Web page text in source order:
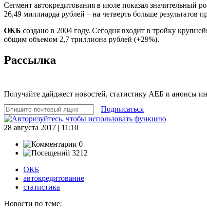
Сегмент автокредитования в июле показал значительный
26,49 миллиарда рублей – на четверть больше
ОКБ создано в 2004 году. Сегодня входит в тройку
общим объемом 2,7 триллиона рублей (+29%).
Рассылка
Получайте дайджест новостей, статистику АЕБ и анонсы
Подписаться
28 августа 2017 | 11:10
0
3212
ОКБ
автокредитование
статистика
Новости по теме: